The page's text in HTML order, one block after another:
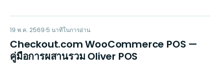
CC
PAYMENTS
19 พ.ค. 2569 5 นาทีในการอ่าน
Checkout.com WooCommerce POS —
คู่มือการผสานรวม Oliver POS